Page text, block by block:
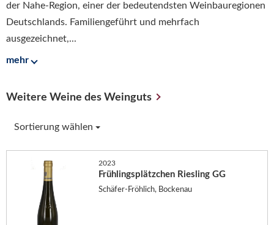
der Nahe-Region, einer der bedeutendsten Weinbauregionen
Deutschlands. Familiengeführt und mehrfach
ausgezeichnet,...
mehr
Weitere Weine des Weinguts
Sortierung wählen
2023
Frühlingsplätzchen Riesling GG
Schäfer-Fröhlich, Bockenau